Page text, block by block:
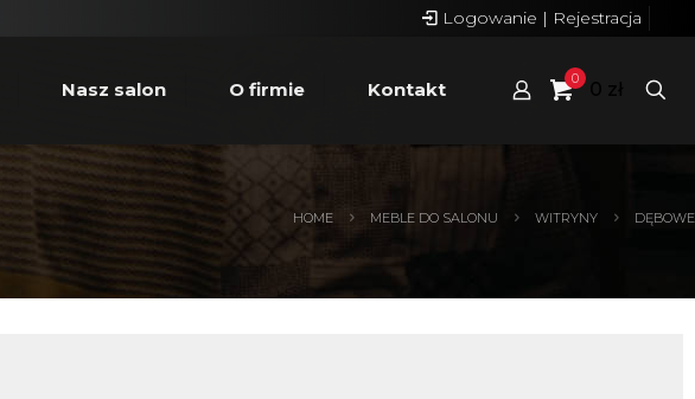
Logowanie | Rejestracja
Nasz salon O firmie Kontakt 0 0 zł
HOME MEBLE DO SALONU WITRYNY DĘBOWE